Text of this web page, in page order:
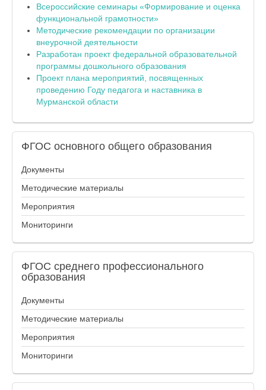
Всероссийские семинары «Формирование и оценка
функциональной грамотности»
Методические рекомендации по организации
внеурочной деятельности
Разработан проект федеральной образовательной
программы дошкольного образования
Проект плана мероприятий, посвященных
проведению Году педагога и наставника в
Мурманской области
ФГОС основного общего образования
Документы
Методические материалы
Мероприятия
Мониторинги
ФГОС среднего профессионального
образования
Документы
Методические материалы
Мероприятия
Мониторинги